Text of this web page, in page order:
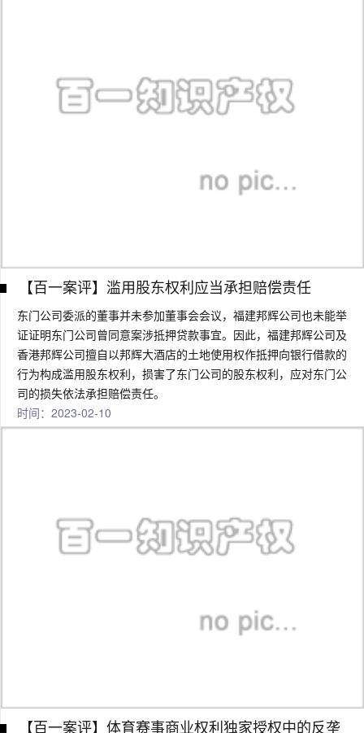
【百一案评】滥用股东权利应当承担赔偿责任
东门公司委派的董事并未参加董事会会议，福建邦辉公司也未能举
证证明东门公司曾同意案涉抵押贷款事宜。因此，福建邦辉公司及
香港邦辉公司擅自以邦辉大酒店的土地使用权作抵押向银行借款的
行为构成滥用股东权利，损害了东门公司的股东权利，应对东门公
司的损失依法承担赔偿责任。
时间：2023-02-10
【百一案评】体育赛事商业权利独家授权中的反垄